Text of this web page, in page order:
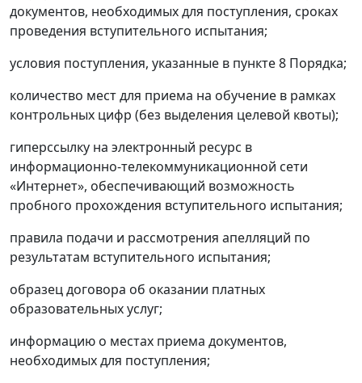
документов, необходимых для поступления, сроках
проведения вступительного испытания;
условия поступления, указанные в пункте 8 Порядка;
количество мест для приема на обучение в рамках
контрольных цифр (без выделения целевой квоты);
гиперссылку на электронный ресурс в
информационно-телекоммуникационной сети
«Интернет», обеспечивающий возможность
пробного прохождения вступительного испытания;
правила подачи и рассмотрения апелляций по
результатам вступительного испытания;
образец договора об оказании платных
образовательных услуг;
информацию о местах приема документов,
необходимых для поступления;